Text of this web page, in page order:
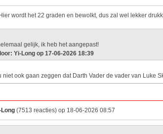
wordt het 22 graden en bewolkt, dus zal wel lekker
gelijk, ik heb het aangepast!
Yi-Long op 17-06-2026 18:39
niet ook gaan zeggen dat Darth Vader de vader van Luke
Long (7513 reacties) op 18-06-2026 08:57